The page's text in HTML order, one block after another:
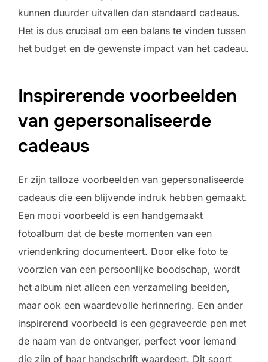
kunnen duurder uitvallen dan standaard cadeaus.
Het is dus cruciaal om een balans te vinden tussen
het budget en de gewenste impact van het cadeau.
Inspirerende voorbeelden
van gepersonaliseerde
cadeaus
Er zijn talloze voorbeelden van gepersonaliseerde
cadeaus die een blijvende indruk hebben gemaakt.
Een mooi voorbeeld is een handgemaakt
fotoalbum dat de beste momenten van een
vriendenkring documenteert. Door elke foto te
voorzien van een persoonlijke boodschap, wordt
het album niet alleen een verzameling beelden,
maar ook een waardevolle herinnering. Een ander
inspirerend voorbeeld is een gegraveerde pen met
de naam van de ontvanger, perfect voor iemand
die zijn of haar handschrift waardeert. Dit soort